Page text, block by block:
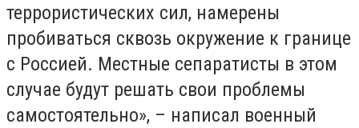
террористических сил, намерены
пробиваться сквозь окружение к границе
с Россией. Местные сепаратисты в этом
случае будут решать свои проблемы
самостоятельно», – написал военный